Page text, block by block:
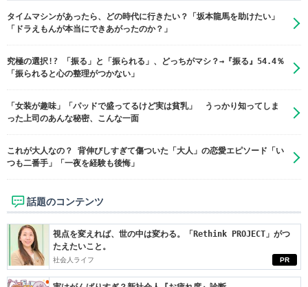
タイムマシンがあったら、どの時代に行きたい？「坂本龍馬を助けたい」
「ドラえもんが本当にできあがったのか？」
究極の選択!? 「振る」と「振られる」、どっちがマシ？→『振る』54.4％
「振られると心の整理がつかない」
「女装が趣味」「パッドで盛ってるけど実は貧乳」 うっかり知ってしま
った上司のあんな秘密、こんな一面
これが大人なの？ 背伸びしすぎて傷ついた「大人」の恋愛エピソード「い
つも二番手」「一夜を経験も後悔」
話題のコンテンツ
PR
視点を変えれば、世の中は変わる。「Rethink PROJECT」がつ
たえたいこと。
社会人ライフ